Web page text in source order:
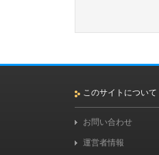
このサイトについて
お問い合わせ
運営者情報